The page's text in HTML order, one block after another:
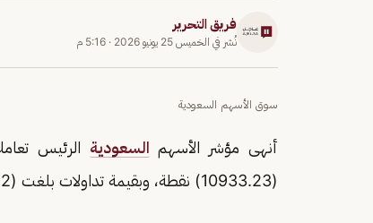
فريق التحرير
نُشر في الخميس 25 يونيو 2026 · 5:16 م
سوق الأسهم السعودية
أنهى مؤشر الأسهم السعودية
(10933.23) نقطة، وبقيمة تداولات بلغت (4.2) مليارات ريال.